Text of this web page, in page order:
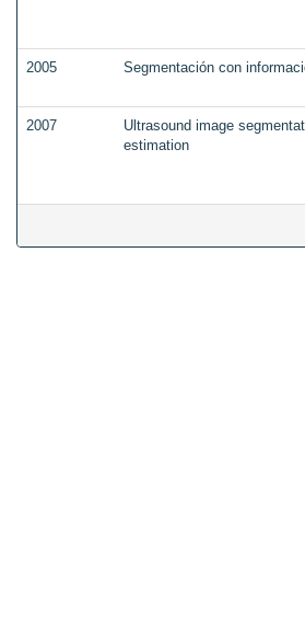
2005 Segmentación con
2007
Ultrasound image
estimation